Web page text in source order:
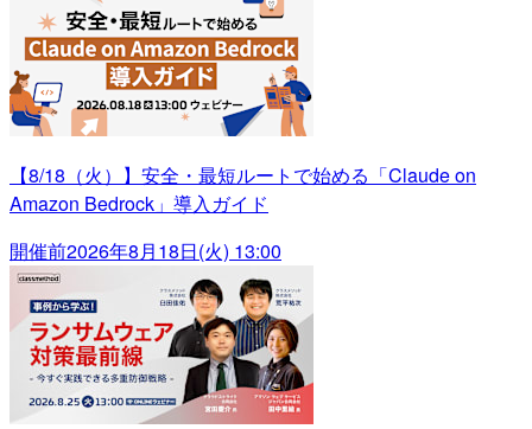
【8/18（火）】安全・最短ルートで始める「Claude on
Amazon Bedrock」導入ガイド
開催前2026年8月18日(火) 13:00